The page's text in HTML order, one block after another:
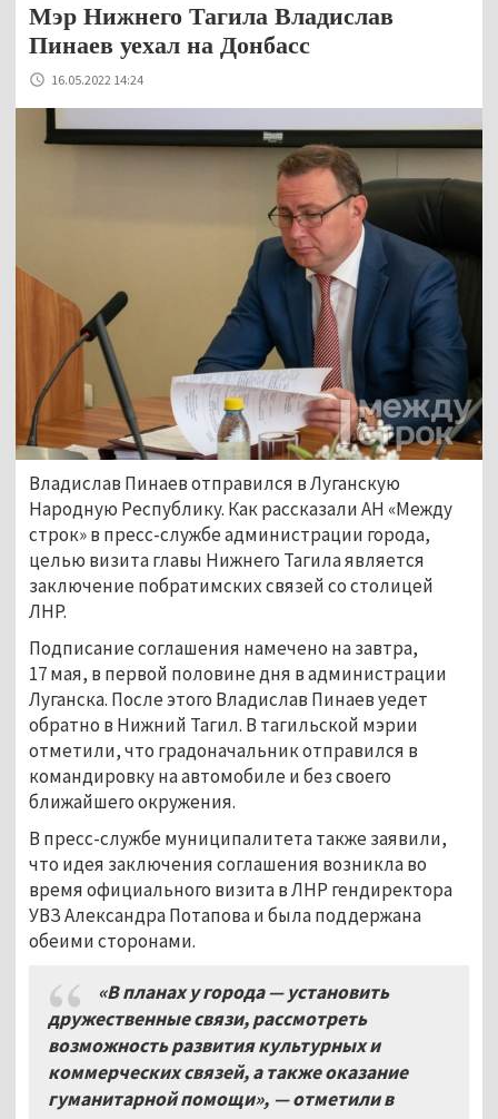
Мэр Нижнего Тагила Владислав
Пинаев уехал на Донбасс
16.05.2022 14:24
Владислав Пинаев отправился в Луганскую
Народную Республику. Как рассказали АН «Между
строк» в пресс-службе администрации города,
целью визита главы Нижнего Тагила является
заключение побратимских связей со столицей
ЛНР.
Подписание соглашения намечено на завтра,
17 мая, в первой половине дня в администрации
Луганска. После этого Владислав Пинаев уедет
обратно в Нижний Тагил. В тагильской мэрии
отметили, что градоначальник отправился в
командировку на автомобиле и без своего
ближайшего окружения.
В пресс-службе муниципалитета также заявили,
что идея заключения соглашения возникла во
время официального визита в ЛНР гендиректора
УВЗ Александра Потапова и была поддержана
обеими сторонами.
«В планах у города—установить
дружественные связи, рассмотреть
возможность развития культурных и
коммерческих связей, а также оказание
гуманитарной помощи», — отметили в